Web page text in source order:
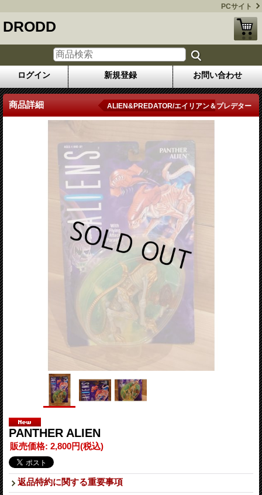
PCサイト
DRODD
ログイン 新規登録 お問い合わせ
商品詳細 ALIEN&PREDATOR/エイリアン＆プレデター
PANTHER ALIEN
販売価格: 2,800円(税込)
返品特約に関する重要事項